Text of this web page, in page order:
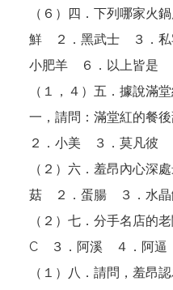
（６）四．下列哪家火
鮮 ２．黑武士 ３．
小肥羊 ６．以上皆是
（１，４）五．據說滿
一，請問：滿堂紅的餐
２．小美 ３．莫凡彼
（ ２ ）六．羞昂內心深
菇 ２．蛋腸 ３．水
（ ２ ）七．分手名店的
C ３．阿溪 ４．阿逼
（１）八．請問，羞昂